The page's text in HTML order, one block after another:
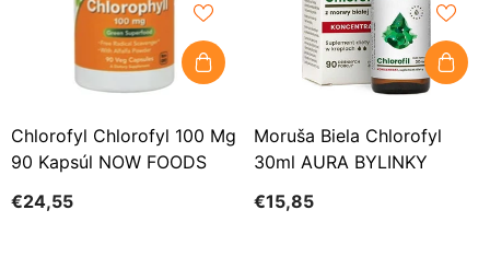
Chlorofyl Chlorofyl 100 Mg
90 Kapsúl NOW FOODS
€24,55
Moruša Biela Chlorofyl
30ml AURA BYLINKY
€15,85